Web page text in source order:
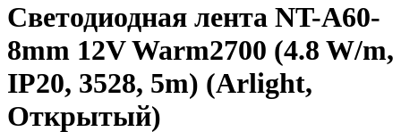
Светодиодная лента NT-A60-
8mm 12V Warm2700 (4.8 W/m,
IP20, 3528, 5m) (Arlight,
Открытый)